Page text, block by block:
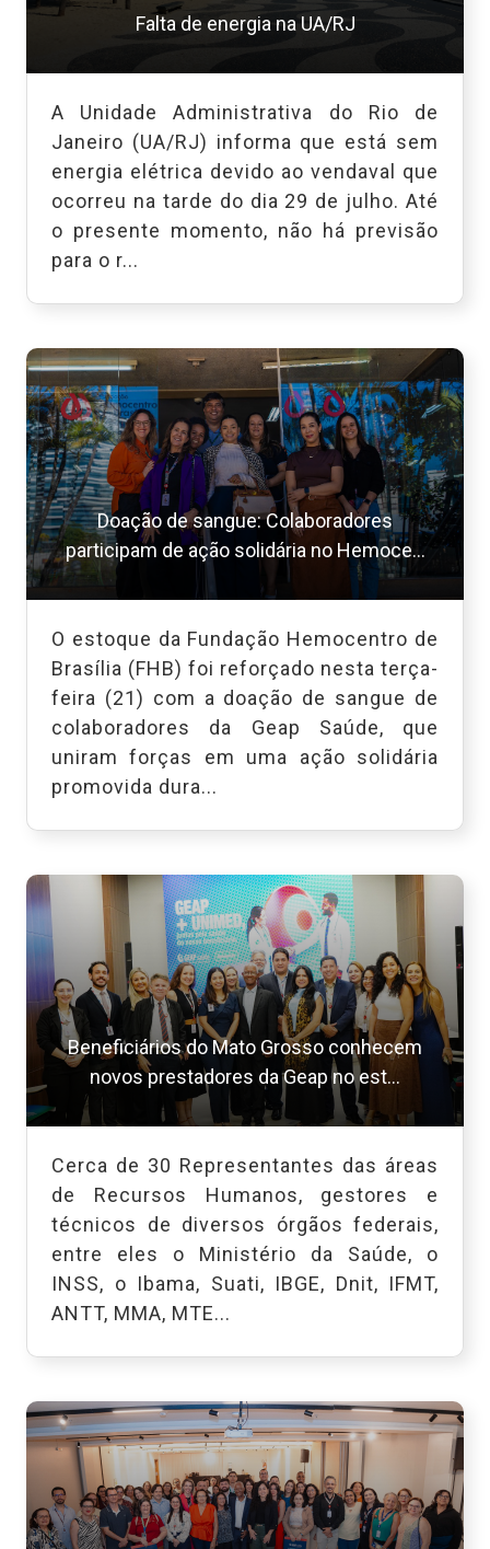
Falta de energia na UA/RJ
A Unidade Administrativa do Rio de
Janeiro (UA/RJ) informa que está sem
energia elétrica devido ao vendaval que
ocorreu na tarde do dia 29 de julho. Até
o presente momento, não há previsão
para o r...
Doação de sangue: Colaboradores
participam de ação solidária no Hemoce...
O estoque da Fundação Hemocentro de
Brasília (FHB) foi reforçado nesta terça-
feira (21) com a doação de sangue de
colaboradores da Geap Saúde, que
uniram forças em uma ação solidária
promovida dura...
Beneficiários do Mato Grosso conhecem
novos prestadores da Geap no est...
Cerca de 30 Representantes das áreas
de Recursos Humanos, gestores e
técnicos de diversos órgãos federais,
entre eles o Ministério da Saúde, o
INSS, o Ibama, Suati, IBGE, Dnit, IFMT,
ANTT, MMA, MTE...